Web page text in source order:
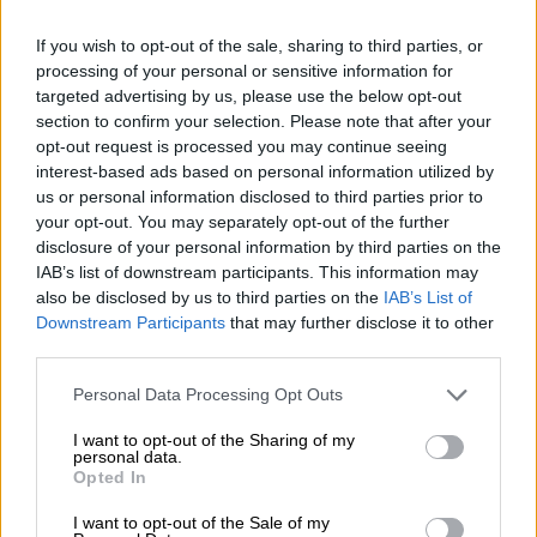
If you wish to opt-out of the sale, sharing to third parties, or
processing of your personal or sensitive information for
targeted advertising by us, please use the below opt-out
section to confirm your selection. Please note that after your
opt-out request is processed you may continue seeing
interest-based ads based on personal information utilized by
us or personal information disclosed to third parties prior to
your opt-out. You may separately opt-out of the further
disclosure of your personal information by third parties on the
IAB’s list of downstream participants. This information may
also be disclosed by us to third parties on the IAB’s List of
Downstream Participants that may further disclose it to other
Please note that this website/app uses one or more Google
not limited to your visit or usage behaviour. You may click to
grant or deny consent to Google and its third-party tags to
use your data for below specified purposes in below Google
consent section.
Personal Data Processing Opt Outs
I want to opt-out of the Sharing of my
personal data.
Opted In
I want to opt-out of the Sale of my
όπως αυτή που διανύουμε, δηλαδή με καλό
καιρό, κρύο το πρωί και υψηλές
θερμοκρασίες το μεσημέρι.
Η πρόγνωση της ΕΜΥ
ΑΤΤΙΚΗ
Καιρός: Γενικά αίθριος με λίγες κατά τόπους
νεφώσεις το πρωί κυρίως στα ανατολικά και
τα βόρεια.
Άνεμοι: Από βόρειες διευθύνσεις 2 με 3 και
στα ανατολικά έως 4 μποφόρ.
Θερμοκρασία: Από 08 έως 19 βαθμούς
Κελσίου.
ΘΕΣΣΑΛΟΝΙΚΗ